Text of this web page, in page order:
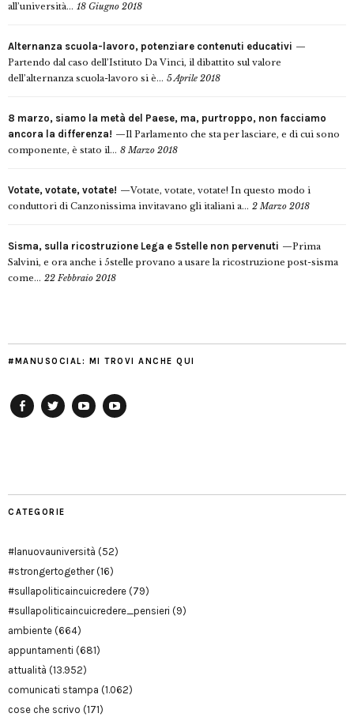
all’università... 18 Giugno 2018
Alternanza scuola-lavoro, potenziare contenuti educativi
Partendo dal caso dell’Istituto Da Vinci, il dibattito sul valore
dell’alternanza scuola-lavoro si è... 5 Aprile 2018
8 marzo, siamo la metà del Paese, ma, purtroppo, non facciamo
ancora la differenza!
Il Parlamento che sta per lasciare, e di cui sono
componente, è stato il... 8 Marzo 2018
Votate, votate, votate!
Votate, votate, votate! In questo modo i
conduttori di Canzonissima invitavano gli italiani a... 2 Marzo 2018
Sisma, sulla ricostruzione Lega e 5stelle non pervenuti
Prima
Salvini, e ora anche i 5stelle provano a usare la ricostruzione post-sisma
come... 22 Febbraio 2018
#MANUSOCIAL: MI TROVI ANCHE QUI
CATEGORIE
#lanuovauniversità (52)
#strongertogether(16)
#sullapoliticaincuicredere (79)
#sullapoliticaincuicredere_pensieri (9)
ambiente (664)
appuntamenti (681)
attualità (13.952)
comunicati stampa (1.062)
cose che scrivo (171)